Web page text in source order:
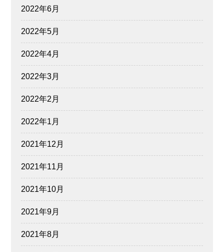
2022年6月
2022年5月
2022年4月
2022年3月
2022年2月
2022年1月
2021年12月
2021年11月
2021年10月
2021年9月
2021年8月